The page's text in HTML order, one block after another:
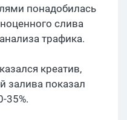
понадобилась
слива
трафика.
креатив,
залива показал
35%.